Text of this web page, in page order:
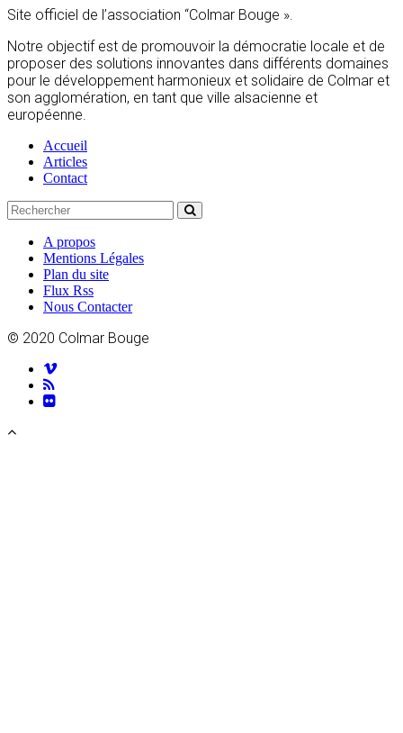
Site officiel de l’association “Colmar Bouge ».
Notre objectif est de promouvoir la démocratie locale et de
proposer des solutions innovantes dans différents domaines
pour le développement harmonieux et solidaire de Colmar et
son agglomération, en tant que ville alsacienne et
européenne.
Accueil
Articles
Contact
A propos
Mentions Légales
Plan du site
Flux Rss
Nous Contacter
© 2020 Colmar Bouge